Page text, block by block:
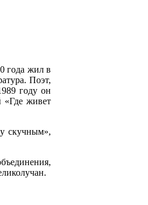
года жил в
Поэт,
году он
«Где живет
скучным»,